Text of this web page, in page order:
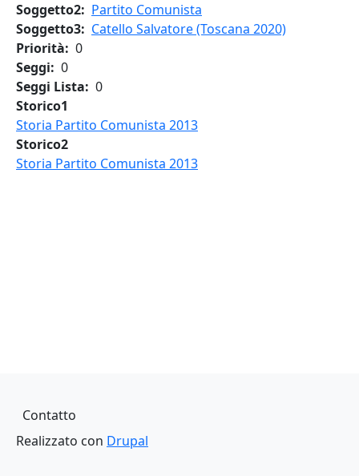
Soggetto2
Partito Comunista
Soggetto3
Catello Salvatore (Toscana 2020)
Priorità
0
Seggi
0
Seggi Lista
0
Storico1
Storia Partito Comunista 2013
Storico2
Storia Partito Comunista 2013
Piè di pagina
Contatto
Realizzato con Drupal